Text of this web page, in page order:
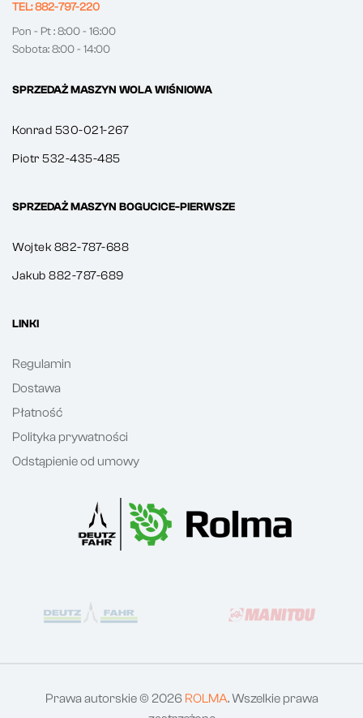
TEL: 882-797-220
Pon - Pt : 8:00 - 16:00
Sobota: 8:00 - 14:00
SPRZEDAŻ MASZYN WOLA WIŚNIOWA
Konrad 530-021-267
Piotr 532-435-485
SPRZEDAŻ MASZYN BOGUCICE-PIERWSZE
Wojtek 882-787-688
Jakub 882-787-689
LINKI
Regulamin
Dostawa
Płatność
Polityka prywatności
Odstąpienie od umowy
Prawa autorskie © 2026 ROLMA. Wszelkie prawa